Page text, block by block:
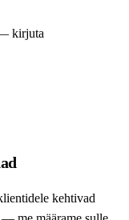
kirjuta
kehtivad